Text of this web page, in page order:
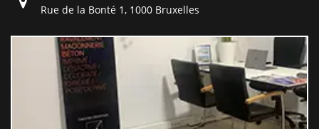
Rue de la Bonté 1, 1000 Bruxelles